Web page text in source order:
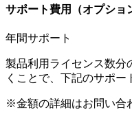
サポート費用（オプショ
年間サポート
製品利用ライセンス数分
くことで、下記のサポー
※金額の詳細はお問い合